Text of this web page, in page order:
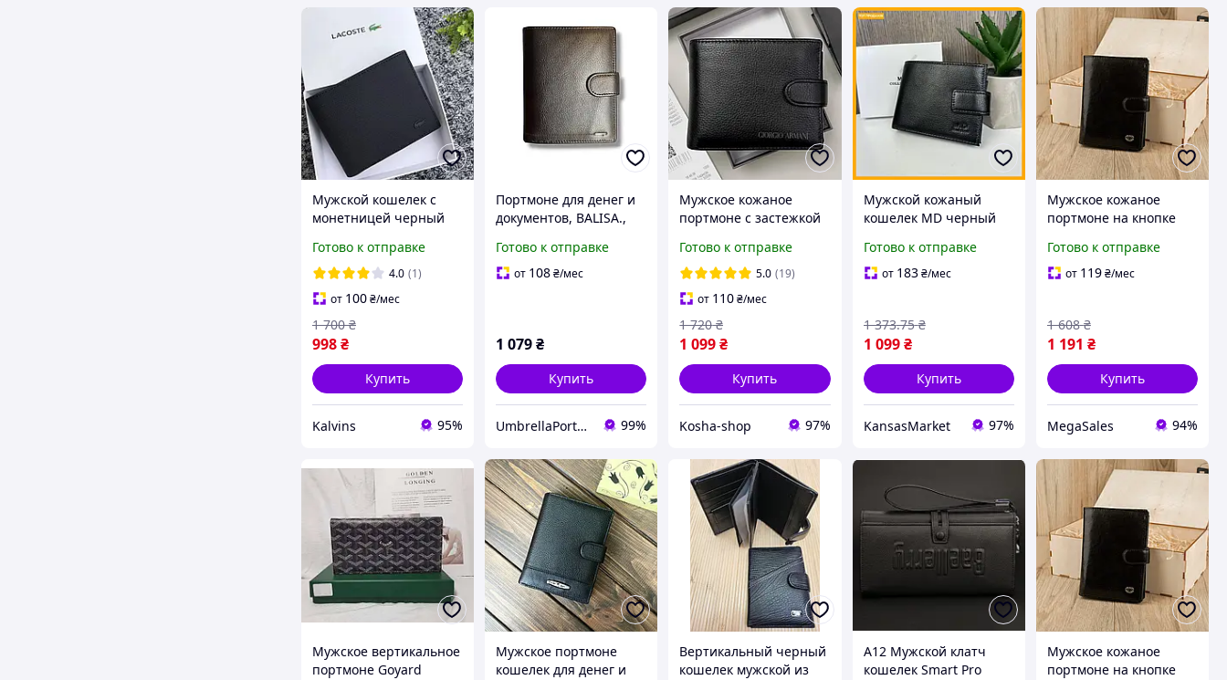
Мужской кошелек с
монетницей черный
портмоне для
документов и денег
Лакосте на подарок
Готово к отправке
4.0 (1)
от 100₴/мес
998₴
1 700 ₴
Купить
Kalvins 95%
Портмоне для денег и
документов, BALISA.,
приятная кожа,
чёрного цвета
Готово к отправке
от 108₴/мес
1 079₴
Купить
UmbrellaPortmone 99%
Мужское кожаное
портмоне с застежкой
Armani черный
брендовый кошелек
Армани для
документов и денег
Готово к отправке
5.0 (19)
от 110₴/мес
1 099₴
1 720 ₴
Купить
Kosha-shop 97%
Мужской кожаный
кошелек MD черный
натуральной кожи для
документов и денег
Готово к отправке
от 183 ₴/мес
1 099 ₴
1 373.75 ₴
Купить
KansasMarket 97%
Мужское кожаное
портмоне на кнопке
кожи для документов и
карт кошелек для денег
Готово к отправке
от 119₴/мес
1 191 ₴
1 608 ₴
Купить
MegaSales 94%
Мужское вертикальное
портмоне Goyard
Мужское портмоне
кошелек для денег и
Вертикальный черный
кошелек мужской из
A12 Мужской клатч
кошелек Smart Pro
Мужское кожаное
портмоне на кнопке